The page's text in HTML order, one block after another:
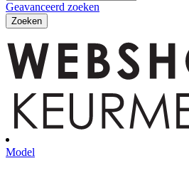
Geavanceerd zoeken
Zoeken
Model